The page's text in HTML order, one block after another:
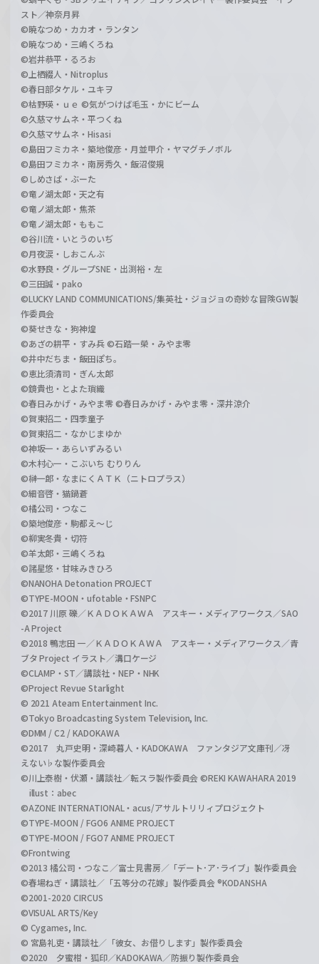
スト／神奈月昇
©暁なつめ・カカオ・ランタン
©暁なつめ・三嶋くろね
©岩井恭平・るろお
©上栖綴人・Nitroplus
©春日部タケル・ユキヲ
©枯野瑛・ｕｅ ©気がつけば毛玉・かにビーム
©久慈マサムネ・平つくね
©久慈マサムネ・Hisasi
©島田フミカネ・築地俊彦・月並甲介・ヤマグチノボル
©島田フミカネ・南房秀久・飯沼俊規
©しめさば・ぶーた
©竜ノ湖太郎・天之有
©竜ノ湖太郎・焦茶
©竜ノ湖太郎・ももこ
©谷川流・いとうのいぢ
©月夜涙・しおこんぶ
©水野良・グループSNE・出渕裕・左
©三田誠・pako
©LUCKY LAND COMMUNICATIONS/集英社・ジョジョの奇妙な冒険GW製
作委員会
©葵せきな・狗神煌
©あざの耕平・すみ兵 ©石踏一榮・みやま零
©井中だちま・飯田ぽち。
©恵比須清司・ぎん太郎
©鏡貴也・とよた瑣織
©春日みかげ・みやま零 ©春日みかげ・みやま零・深井涼介
©賀東招二・四季童子
©賀東招二・なかじまゆか
©神坂一・あらいずみるい
©木村心一・こぶいち むりりん
©榊一郎・なまにくＡＴＫ（ニトロプラス）
©細音啓・猫鍋蒼
©橘公司・つなこ
©築地俊彦・駒都え～じ
©柳実冬貴・切符
©羊太郎・三嶋くろね
©諸星悠・甘味みきひろ
©NANOHA Detonation PROJECT
©TYPE-MOON・ufotable・FSNPC
©2017 川原 礫／ＫＡＤＯＫＡＷＡ アスキー・メディアワークス／SAO
-A Project
©2018 鴨志田 一／ＫＡＤＯＫＡＷＡ アスキー・メディアワークス／青
ブタ Project イラスト／溝口ケージ
©CLAMP・ST／講談社・NEP・NHK
©Project Revue Starlight
© 2021 Ateam Entertainment Inc.
©Tokyo Broadcasting System Television, Inc.
©DMM / C2 / KADOKAWA
©2017 丸戸史明・深崎暮人・KADOKAWA ファンタジア文庫刊／冴
えない♭な製作委員会
©川上泰樹・伏瀬・講談社／転スラ製作委員会 ©REKI KAWAHARA 2019
illust：abec
©AZONE INTERNATIONAL・acus/アサルトリリィプロジェクト
©TYPE-MOON / FGO6 ANIME PROJECT
©TYPE-MOON / FGO7 ANIME PROJECT
©Frontwing
©2013 橘公司・つなこ／富士見書房／「デート･ア･ライブ」製作委員会
©春場ねぎ・講談社／「五等分の花嫁」製作委員会 ®KODANSHA
©2001-2020 CIRCUS
©VISUAL ARTS/Key
© Cygames, Inc.
© 宮島礼吏・講談社／「彼女、お借りします」製作委員会
©2020 夕蜜柑・狐印／KADOKAWA／防振り製作委員会